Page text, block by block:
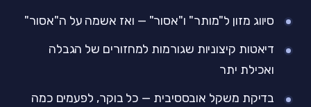
סיווג מזון ל"מותר" ו"אסור" — ואז אשמה על ה"אסור"
דיאטות קיצוניות שגורמות למחזורים של הגבלה
ואכילת יתר
בדיקת משקל אובססיבית — כל בוקר, לפעמים כמה